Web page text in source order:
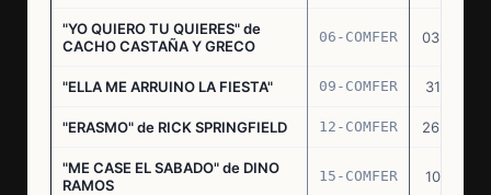
"YO QUIERO TU QUIERES" de
CACHO CASTAÑA Y GRECO
06-COMFER 03.05.74
"ELLA ME ARRUINO LA FIESTA" 09-COMFER 31.07.74
"ERASMO" de RICK SPRINGFIELD 12-COMFER 26.09.74
"ME CASE EL SABADO" de DINO
RAMOS
15-COMFER 10.10.74